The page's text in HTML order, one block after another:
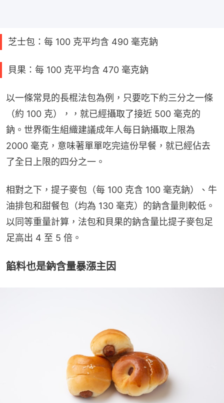
芝士包：每 100 克平均含 490 毫克鈉
貝果：每 100 克平均含 470 毫克鈉
以一條常見的長棍法包為例，只要吃下約三分之一條
（約 100 克），，就已經攝取了接近 500 毫克的
鈉。世界衞生組織建議成年人每日鈉攝取上限為
2000 毫克，意味著單單吃完這份早餐，就已經佔去
了全日上限的四分之一。
相對之下，提子麥包（每 100 克含 100 毫克鈉）、牛
油排包和甜餐包（均為 130 毫克）的鈉含量則較低。
以同等重量計算，法包和貝果的鈉含量比提子麥包足
足高出 4 至 5 倍。
餡料也是鈉含量暴漲主因